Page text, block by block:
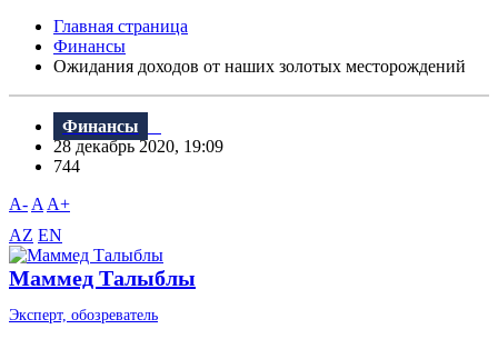
Главная страница
Финансы
Ожидания доходов от наших золотых месторождений
Финансы
28 декабрь 2020, 19:09
744
A- A A+
AZ EN
Маммед Талыблы
Эксперт, обозреватель